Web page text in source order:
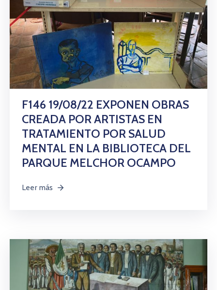
F146 19/08/22 EXPONEN OBRAS
CREADA POR ARTISTAS EN
TRATAMIENTO POR SALUD
MENTAL EN LA BIBLIOTECA DEL
PARQUE MELCHOR OCAMPO
Leer más